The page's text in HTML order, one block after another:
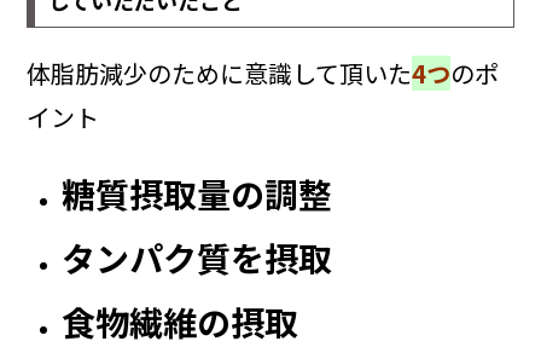
体脂肪減少のために意識して頂いた4つのポ
イント
糖質摂取量の調整
タンパク質を摂取
食物繊維の摂取